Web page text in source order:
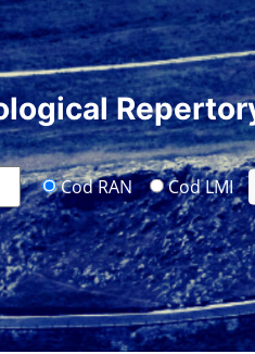
Cod RAN Cod LMI